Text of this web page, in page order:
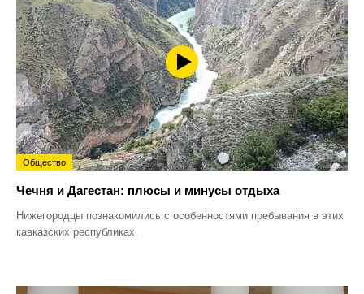
Общество
Чечня и Дагестан: плюсы и минусы отдыха
Нижегородцы познакомились с особенностями пребывания в этих
кавказских республиках.